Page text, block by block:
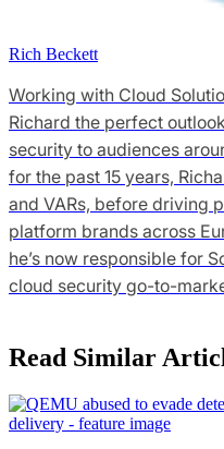
Rich Beckett
Working with Cloud
Richard the perfect
security to audiences
for the past 15 years,
and VARs, before driving
platform brands across
he’s now responsible for
cloud security go-to-
Read Similar